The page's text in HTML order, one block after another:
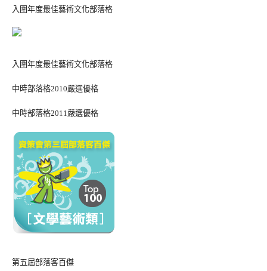
入圍年度最佳藝術文化部落格
入圍年度最佳藝術文化部落格
中時部落格2010嚴選優格
中時部落格2011嚴選優格
第五屆部落客百傑